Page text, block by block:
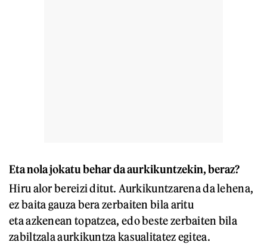
Eta nola jokatu behar da aurkikuntzekin, beraz?
Hiru alor bereizi ditut. Aurkikuntzarena da lehena,
ez baita gauza bera zerbaiten bila aritu
eta azkenean topatzea, edo beste zerbaiten bila
zabiltzala aurkikuntza kasualitatez egitea.